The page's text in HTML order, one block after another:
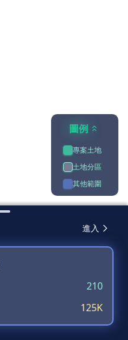
圖例
專案土地
土地分區
其他範圍
進入
210
125K